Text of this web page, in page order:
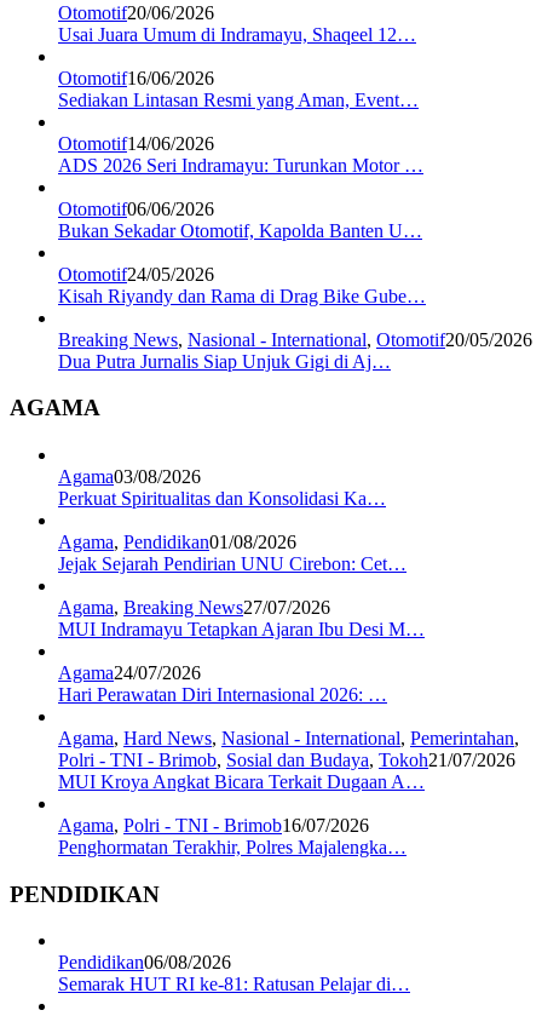
Otomotif20/06/2026
Usai Juara Umum di Indramayu, Shaqeel 12…
Otomotif16/06/2026
Sediakan Lintasan Resmi yang Aman, Event…
Otomotif14/06/2026
ADS 2026 Seri Indramayu: Turunkan Motor …
Otomotif06/06/2026
Bukan Sekadar Otomotif, Kapolda Banten U…
Otomotif24/05/2026
Kisah Riyandy dan Rama di Drag Bike Gube…
Breaking News, Nasional - International, Otomotif20/05/2026
Dua Putra Jurnalis Siap Unjuk Gigi di Aj…
AGAMA
Agama03/08/2026
Perkuat Spiritualitas dan Konsolidasi Ka…
Agama, Pendidikan01/08/2026
Jejak Sejarah Pendirian UNU Cirebon: Cet…
Agama, Breaking News27/07/2026
MUI Indramayu Tetapkan Ajaran Ibu Desi M…
Agama24/07/2026
Hari Perawatan Diri Internasional 2026: …
Agama, Hard News, Nasional - International, Pemerintahan,
Polri - TNI - Brimob, Sosial dan Budaya, Tokoh21/07/2026
MUI Kroya Angkat Bicara Terkait Dugaan A…
Agama, Polri - TNI - Brimob16/07/2026
Penghormatan Terakhir, Polres Majalengka…
PENDIDIKAN
Pendidikan06/08/2026
Semarak HUT RI ke-81: Ratusan Pelajar di…